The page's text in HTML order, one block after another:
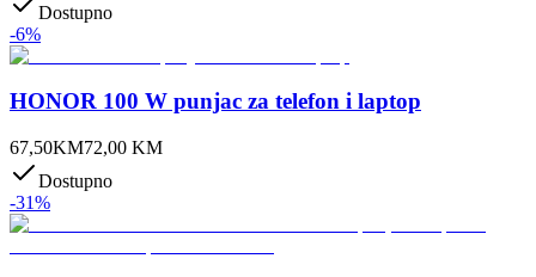
Dostupno
-6%
HONOR 100 W punjac za telefon i laptop
67,50KM72,00 KM
Dostupno
-31%